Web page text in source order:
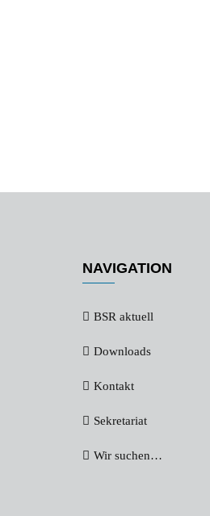
NAVIGATION
BSR aktuell
Downloads
Kontakt
Sekretariat
Wir suchen…